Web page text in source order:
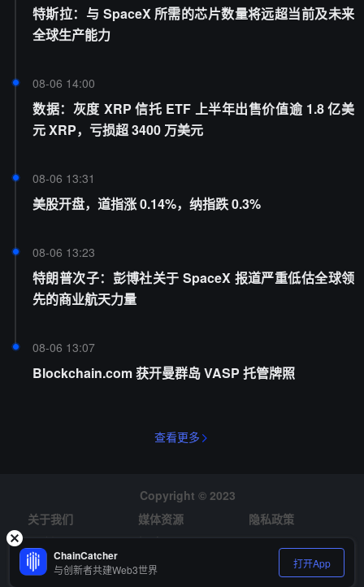
特斯拉：与 SpaceX 所需的芯片数量将远超当前及未来
全球生产能力
08-06 14:00
数据：灰度 XRP 信托 ETF 上半年出售价值逾 1.8 亿美
元 XRP，亏损超 3400 万美元
08-06 13:31
美股开盘，道指涨 0.14%，纳指跌 0.3%
08-06 13:23
特朗普次子：彭博社关于 SpaceX 报道严重低估全球领
先的商业航天力量
08-06 13:07
Blockchain.com 获开曼群岛 VASP 托管牌照
查看更多
Copyright © 2023
关于我们
媒体资源
隐私政策
风险提示
招聘
ChainCatcher
与创新者共建Web3世界 打开App